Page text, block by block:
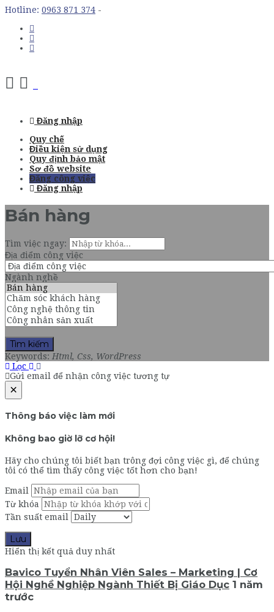
Hotline: 0963 871 374 -
Navigation
Đăng nhập
Quy chế
Điều kiện sử dụng
Quy định bảo mật
Sơ đồ website
Đăng công việc
Đăng nhập
Bán hàng
Tìm việc ngay:
Địa điểm công việc
Ngành nghề
Tìm kiếm
Keywords: Html, Css, WordPress
Lọc
Gửi email để nhận công việc tương tự
×
Thông báo việc làm mới
Không bao giờ lỡ cơ hội!
Hãy cho chúng tôi biết bạn trông đợi công việc gì, để chúng
tôi có thể tìm thấy công việc tốt hơn cho bạn!
Email
Từ khóa
Tần suất email
Lưu
Hiển thị kết quả duy nhất
Bavico Tuyển Nhân Viên Sales – Marketing | Cơ
Hội Nghề Nghiệp Ngành Thiết Bị Giáo Dục 1 năm
trước